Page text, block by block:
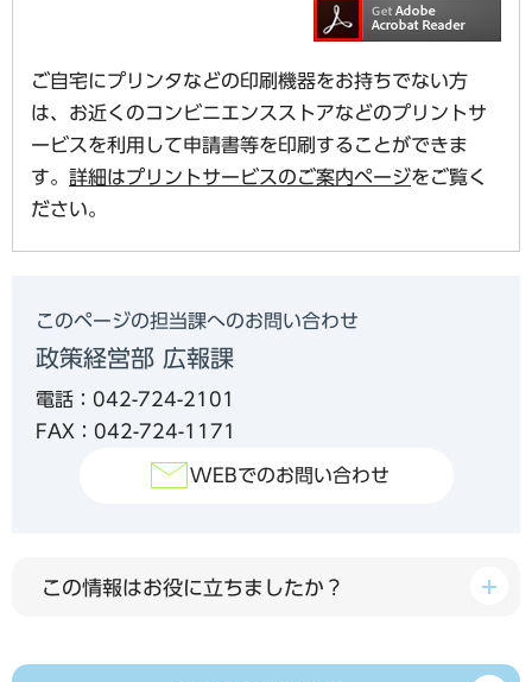
ご自宅にプリンタなどの印刷機器をお持ちでない方
は、お近くのコンビニエンスストアなどのプリントサ
ービスを利用して申請書等を印刷することができま
す。 詳細はプリントサービスのご案内ページをご覧く
ださい。
このページの担当課へのお問い合わせ
政策経営部 広報課
電話：042-724-2101
FAX：042-724-1171
WEBでのお問い合わせ
この情報はお役に立ちましたか？